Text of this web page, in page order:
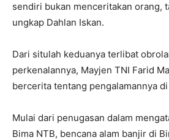
sendiri bukan menceritakan orang,
ungkap Dahlan Iskan.
Dari situlah keduanya terlibat
perkenalannya, Mayjen TNI Farid
bercerita tentang pengalamannya
Mulai dari penugasan dalam
Bima NTB, bencana alam banjir di